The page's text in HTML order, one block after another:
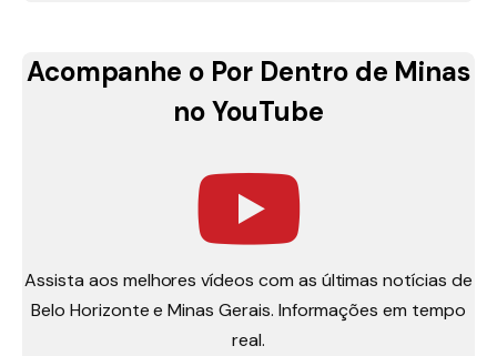
Acompanhe o Por Dentro de Minas
no YouTube
Assista aos melhores vídeos com as últimas notícias de
Belo Horizonte e Minas Gerais. Informações em tempo
real.